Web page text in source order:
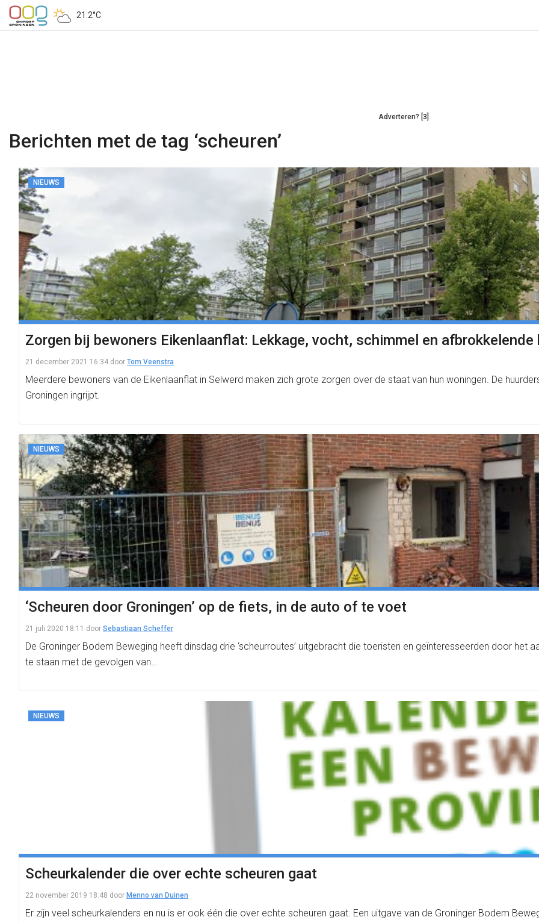
21.2°C
Adverteren? [3]
Berichten met de tag ‘scheuren’
NIEUWS
Zorgen bij bewoners Eikenlaanflat: Lekkage, vocht, schimmel en afbrokkelende
21 december 2021 16:34 door Tom Veenstra
Meerdere bewoners van de Eikenlaanflat in Selwerd maken zich grote zorgen over de staat van hun woningen. De
Groningen ingrijpt.
NIEUWS
‘Scheuren door Groningen’ op de fiets, in de auto of te voet
21 juli 2020 18:11 door Sebastiaan Scheffer
De Groninger Bodem Beweging heeft dinsdag drie ‘scheurroutes’ uitgebracht die toeristen en geïnteresseerden door
te staan met de gevolgen van…
NIEUWS
Scheurkalender die over echte scheuren gaat
22 november 2019 18:48 door Menno van Duinen
Er zijn veel scheurkalenders en nu is er ook één die over echte scheuren gaat. Een uitgave van de Groninger Bodem